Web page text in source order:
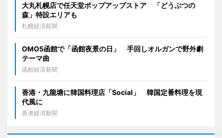
大丸札幌店で任天堂ポップアップストア 「どうぶつの
森」特設エリアも
札幌経済新聞
OMO5函館で「函館夜景の日」 手回しオルガンで野外劇
テーマ曲
函館経済新聞
香港・九龍塘に韓国料理店「Social」 韓国定番料理を現
代風に
香港経済新聞